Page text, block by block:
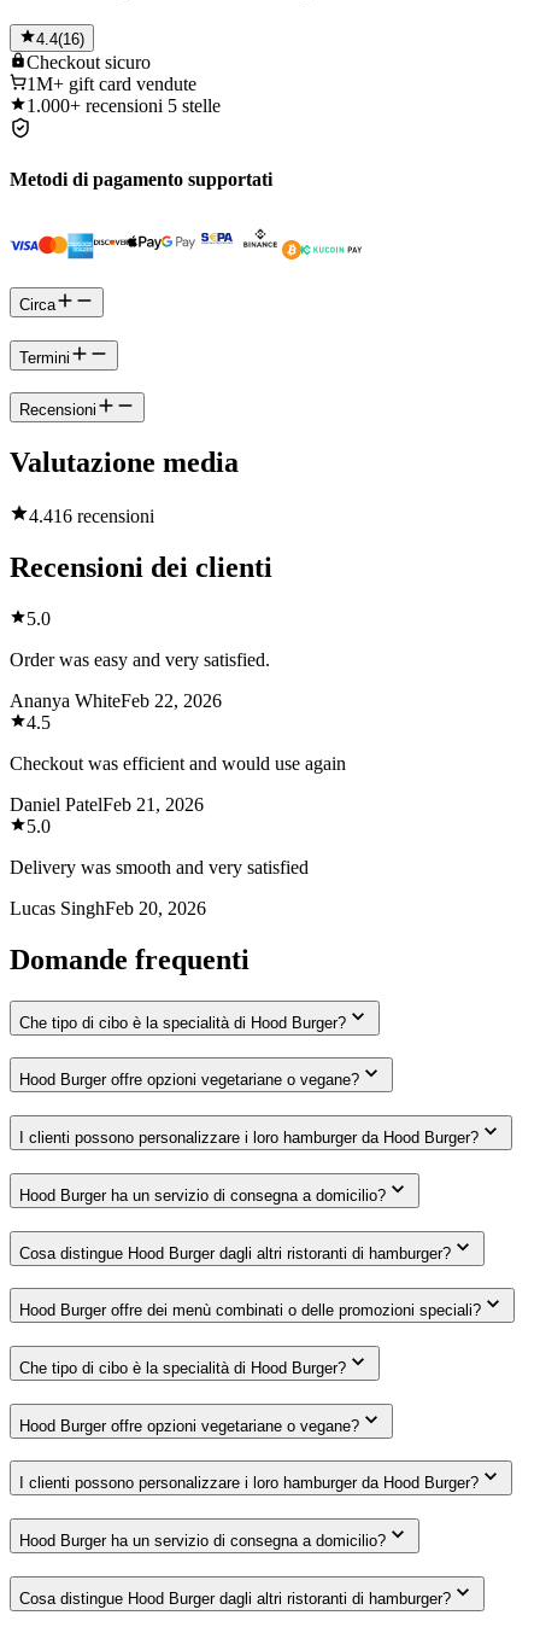
4.4(16)
Checkout sicuro
1M+ gift card vendute
1.000+ recensioni 5 stelle
Metodi di pagamento supportati
Circa
Termini
Recensioni
Valutazione media
4.416 recensioni
Recensioni dei clienti
5.0
Order was easy and very satisfied.
Ananya WhiteFeb 22, 2026
4.5
Checkout was efficient and would use again
Daniel PatelFeb 21, 2026
5.0
Delivery was smooth and very satisfied
Lucas SinghFeb 20, 2026
Domande frequenti
Che tipo di cibo è la specialità di Hood Burger?
Hood Burger offre opzioni vegetariane o vegane?
I clienti possono personalizzare i loro hamburger da Hood Burger?
Hood Burger ha un servizio di consegna a domicilio?
Cosa distingue Hood Burger dagli altri ristoranti di hamburger?
Hood Burger offre dei menù combinati o delle promozioni speciali?
Che tipo di cibo è la specialità di Hood Burger?
Hood Burger offre opzioni vegetariane o vegane?
I clienti possono personalizzare i loro hamburger da Hood Burger?
Hood Burger ha un servizio di consegna a domicilio?
Cosa distingue Hood Burger dagli altri ristoranti di hamburger?